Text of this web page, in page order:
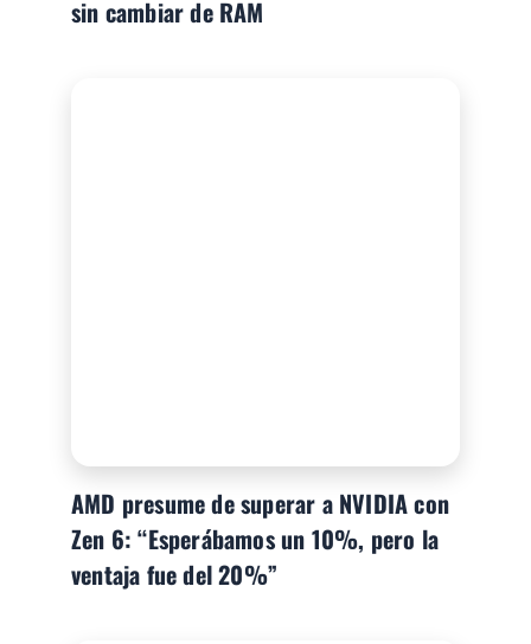
sin cambiar de RAM
AMD presume de superar a NVIDIA con
Zen 6: “Esperábamos un 10%, pero la
ventaja fue del 20%”